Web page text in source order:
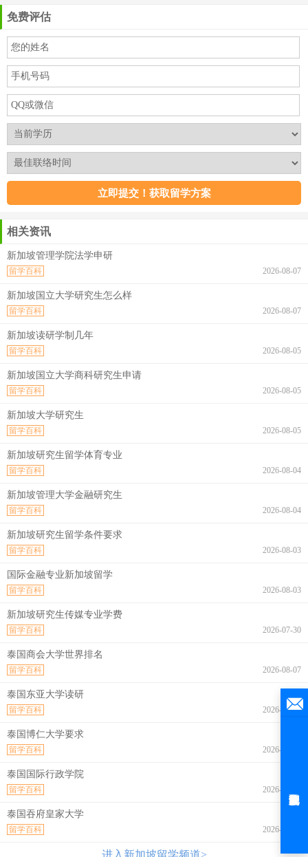
免费评估
相关资讯
新加坡管理学院法学申研
2026-08-07
留学百科
新加坡国立大学研究生怎么样
2026-08-07
留学百科
新加坡读研学制几年
2026-08-05
留学百科
新加坡国立大学商科研究生申请
2026-08-05
留学百科
新加坡大学研究生
2026-08-05
留学百科
新加坡研究生留学体育专业
2026-08-04
留学百科
新加坡管理大学金融研究生
2026-08-04
留学百科
新加坡研究生留学条件要求
2026-08-03
留学百科
国际金融专业新加坡留学
2026-08-03
留学百科
新加坡研究生传媒专业学费
2026-07-30
留学百科
泰国商会大学世界排名
2026-08-07
留学百科
泰国东亚大学读研
2026-08-07
留学百科
泰国博仁大学要求
2026-08-07
留学百科
泰国国际行政学院
2026-08-07
留学百科
泰国吞府皇家大学
2026-08-07
留学百科
进入新加坡留学频道>